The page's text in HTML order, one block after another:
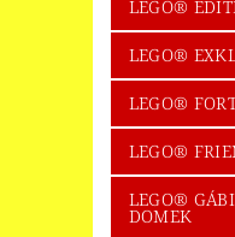
LEGO®
LEGO®
LEGO®
LEGO®
LEGO®
DOMEK